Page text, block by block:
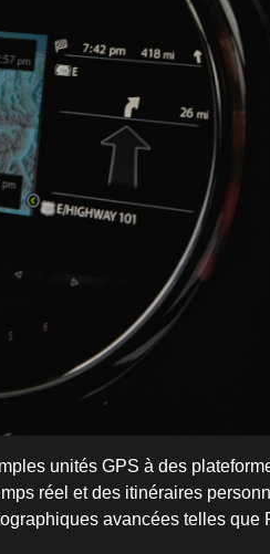
unités GPS à des
réel et des itinéraires
avancées telles que